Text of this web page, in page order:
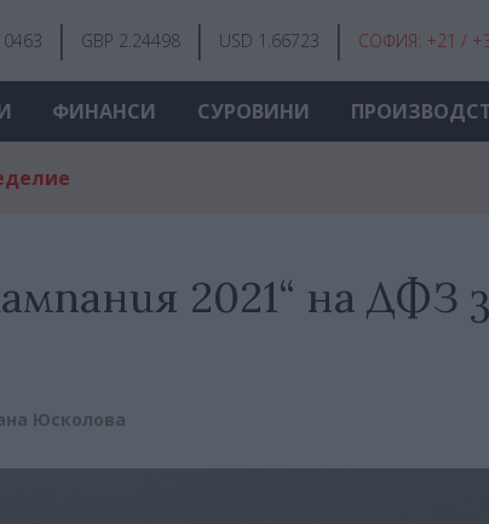
GBP 2.24498 USD 1.66723 СОФИЯ: +21 /
ФИНАНСИ СУРОВИНИ
2021“ на ДФЗ
Юсколова